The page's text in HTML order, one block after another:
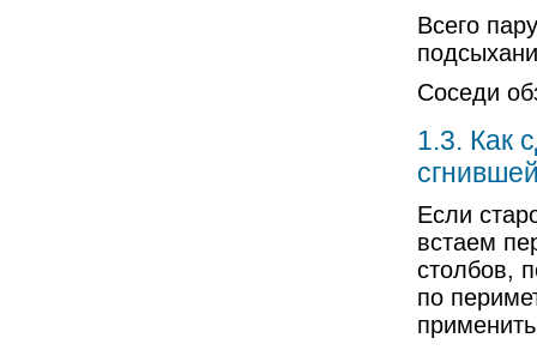
Всего
Соседи
1.3. Как
Если
встаем
столбов,
по